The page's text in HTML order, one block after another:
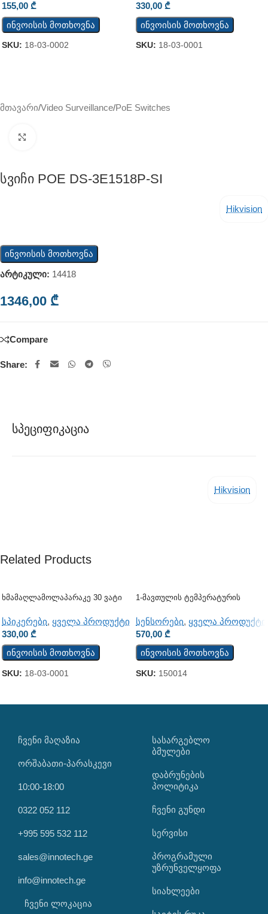
155,00 ₾
ინვოისის მოთხოვნა
SKU: 18-03-0002
330,00 ₾
ინვოისის მოთხოვნა
SKU: 18-03-0001
მთავარი/Video Surveillance/PoE Switches
Სვიჩი POE DS-3E1518P-SI
Hikvision
ინვოისის მოთხოვნა
არტიკული: 14418
1346,00 ₾
Compare
Share:
Სპეციფიკაცია
Hikvision
Related Products
Ხმამაღლამოლაპარაკე 30 Ვატი
სპიკერები, ყველა პროდუქტი
330,00 ₾
ინვოისის მოთხოვნა
SKU: 18-03-0001
1-Მავთულის Ტემპერატურის
სენსორები, ყველა პროდუქტი
570,00 ₾
ინვოისის მოთხოვნა
SKU: 150014
ᲩᲕᲔᲜᲘ ᲛᲐᲦᲐᲖᲘᲐ
ორშაბათი-პარასკევი
10:00-18:00
0322 052 112
+995 595 532 112
sales@innotech.ge
info@innotech.ge
ჩვენი ლოკაცია
ᲡᲐᲡᲐᲠᲒᲔᲑᲚᲝ
ᲑᲛᲣᲚᲔᲑᲘ
დაბრუნების
პოლიტიკა
ჩვენი გუნდი
სერვისი
პროგრამული
უზრუნველყოფა
სიახლეები